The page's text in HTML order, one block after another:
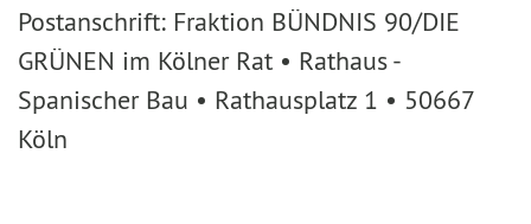
Postanschrift: Fraktion BÜNDNIS 90/DIE
GRÜNEN im Kölner Rat • Rathaus -
Spanischer Bau • Rathausplatz 1 • 50667
Köln